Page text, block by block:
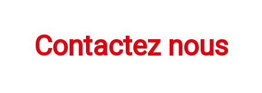
Contactez nous